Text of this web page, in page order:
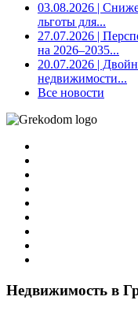
03.08.2026 |
льготы для...
27.07.2026 |
на 2026–2035...
20.07.2026 |
недвижимости...
Все новости
Недвижимость в